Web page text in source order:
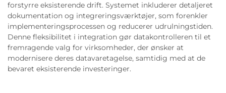
forstyrre eksisterende drift. Systemet inkluderer detaljeret
dokumentation og integreringsværktøjer, som forenkler
implementeringsprocessen og reducerer udrulningstiden.
Denne fleksibilitet i integration gør datakontrolleren til et
fremragende valg for virksomheder, der ønsker at
modernisere deres datavaretagelse, samtidig med at de
bevaret eksisterende investeringer.